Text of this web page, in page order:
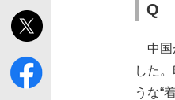
Q
中国
した
うな“